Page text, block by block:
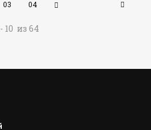
03 04
10 из 64